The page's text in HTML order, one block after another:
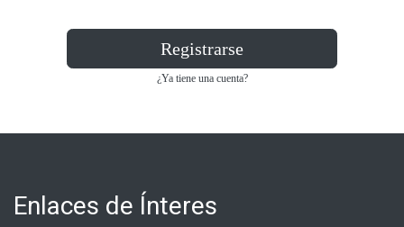
Registrarse
¿Ya tiene una cuenta?
Enlaces de Ínteres